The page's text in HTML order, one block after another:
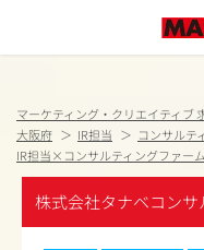
マーケティング・クリエイティブ
大阪府
IR担当
コンサルテ
IR担当×コンサルティングファーム
株式会社タナベコン